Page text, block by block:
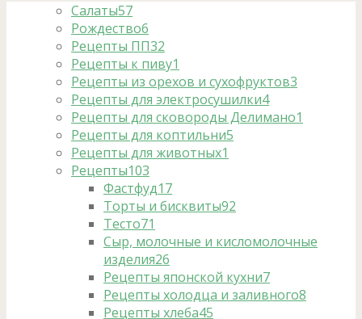
Салаты57
Рождество6
Рецепты ПП32
Рецепты к пиву1
Рецепты из орехов и сухофруктов3
Рецепты для электросушилки4
Рецепты для сковороды Делимано1
Рецепты для коптильни5
Рецепты для животных1
Рецепты103
Фастфуд17
Торты и бисквиты92
Тесто71
Сыр, молочные и кисломолочные
изделия26
Рецепты японской кухни7
Рецепты холодца и заливного8
Рецепты хлеба45